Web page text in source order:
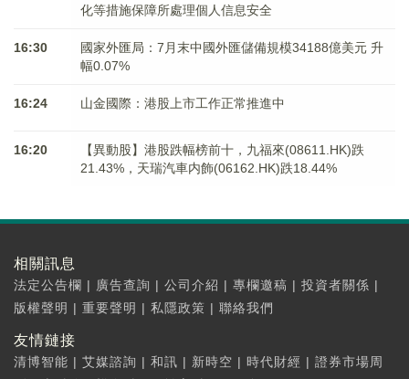
化等措施保障所處理個人信息安全
16:30
國家外匯局：7月末中國外匯儲備規模34188億美元 升
幅0.07%
16:24 山金國際：港股上市工作正常推進中
16:20
【異動股】港股跌幅榜前十，九福來(08611.HK)跌
21.43%，天瑞汽車内飾(06162.HK)跌18.44%
相關訊息
法定公告欄 | 廣告查詢 | 公司介紹 | 專欄邀稿 | 投資者關係 |
版權聲明 | 重要聲明 | 私隱政策 | 聯絡我們
友情鏈接
清博智能 | 艾媒諮詢 | 和訊 | 新時空 | 時代財經 | 證券市場周